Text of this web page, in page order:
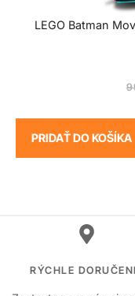
LEGO Batman
PRIDAŤ DO KOŠÍKA
RÝCHLE